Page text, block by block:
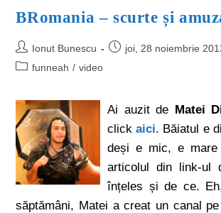
BRomania – scurte și
Ionut Bunescu
joi, 28 noiembrie
funneah / video
Ai auzit de Matei
clickaici. Băiatul e
deși e mic, e
articolul din link-ul
înțeles și de ce.
săptămâni, Matei a creat un canal pe